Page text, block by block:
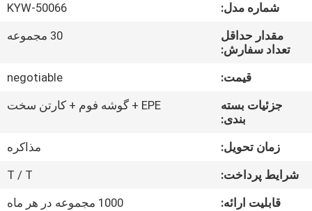
کارخانه
کیفیت
ما
تماس
شماره مدل:
KYW-50066
مقدار حداقل
تعداد سفارش:
30 مجموعه
قیمت:
negotiable
جزئیات بسته
بندی:
EPE + گوشه فوم + کارتن سخت
زمان تحویل:
مذاکره
شرایط پرداخت:
T / T
قابلیت ارائه:
1000 مجموعه در هر ماه